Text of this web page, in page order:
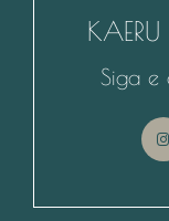
KAERU
Siga e